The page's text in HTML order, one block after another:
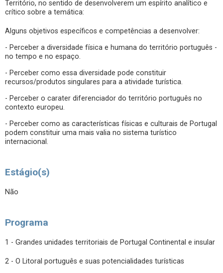
Território, no sentido de desenvolverem um espírito analítico e
crítico sobre a temática:
Alguns objetivos específicos e competências a desenvolver:
- Perceber a diversidade física e humana do território português -
no tempo e no espaço.
- Perceber como essa diversidade pode constituir
recursos/produtos singulares para a atividade turística.
- Perceber o carater diferenciador do território português no
contexto europeu.
- Perceber como as características físicas e culturais de Portugal
podem constituir uma mais valia no sistema turístico
internacional.
Estágio(s)
Não
Programa
1 - Grandes unidades territoriais de Portugal Continental e insular
2 - O Litoral português e suas potencialidades turísticas